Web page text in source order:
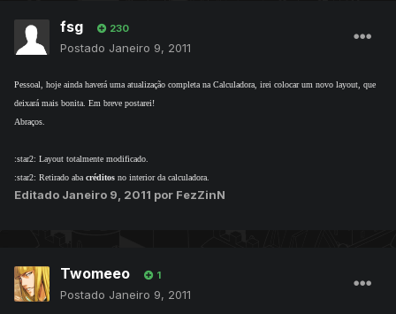
fsg 230
Postado Janeiro 9, 2011
Pessoal, hoje ainda haverá uma atualização completa na Calculadora, irei colocar um novo layout, que
deixará mais bonita. Em breve postarei!
Abraços.
:star2: Layout totalmente modificado.
:star2: Retirado aba créditos no interior da calculadora.
Editado Janeiro 9, 2011 por FezZinN
Twomeeo 1
Postado Janeiro 9, 2011